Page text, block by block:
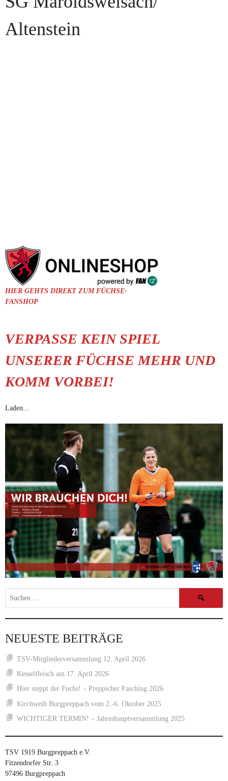
Altenstein
HIER GEHTS DIREKT ZUM FÜCHSE-
FANSHOP
VERPASSE KEIN SPIEL
UNSERER FÜCHSE MEHR UND
KOMM VORBEI!
Laden...
NEUESTE BEITRÄGE
TSV-Mitgliederversammlung 12. April 2026
Kesselfleisch am 17. April 2026
Hier steppt der Fuchs! – Preppicher Fasching 2026
Kirchweih Burgpreppach vom 2.-6. Oktober 2025
WICHTIGER TERMIN! – Jahreshauptversammlung 2025
TSV 1919 Burgpreppach e.V.
Fitzendorfer Str. 3
97496 Burgpreppach